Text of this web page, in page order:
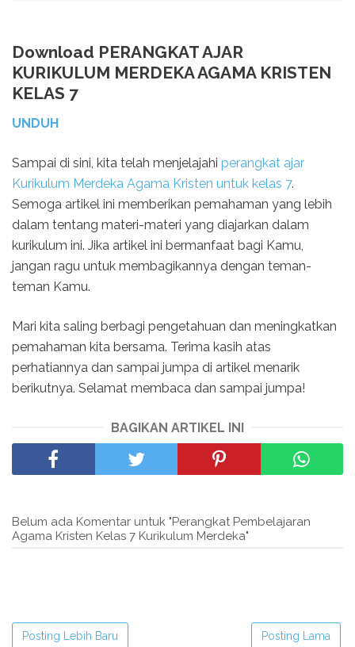
Download PERANGKAT AJAR
KURIKULUM MERDEKA AGAMA KRISTEN
KELAS 7
UNDUH
Sampai di sini, kita telah menjelajahi perangkat ajar
Kurikulum Merdeka Agama Kristen untuk kelas 7.
Semoga artikel ini memberikan pemahaman yang lebih
dalam tentang materi-materi yang diajarkan dalam
kurikulum ini. Jika artikel ini bermanfaat bagi Kamu,
jangan ragu untuk membagikannya dengan teman-
teman Kamu.
Mari kita saling berbagi pengetahuan dan meningkatkan
pemahaman kita bersama. Terima kasih atas
perhatiannya dan sampai jumpa di artikel menarik
berikutnya. Selamat membaca dan sampai jumpa!
BAGIKAN ARTIKEL INI
Belum ada Komentar untuk "Perangkat Pembelajaran
Agama Kristen Kelas 7 Kurikulum Merdeka"
Posting Lebih Baru Posting Lama